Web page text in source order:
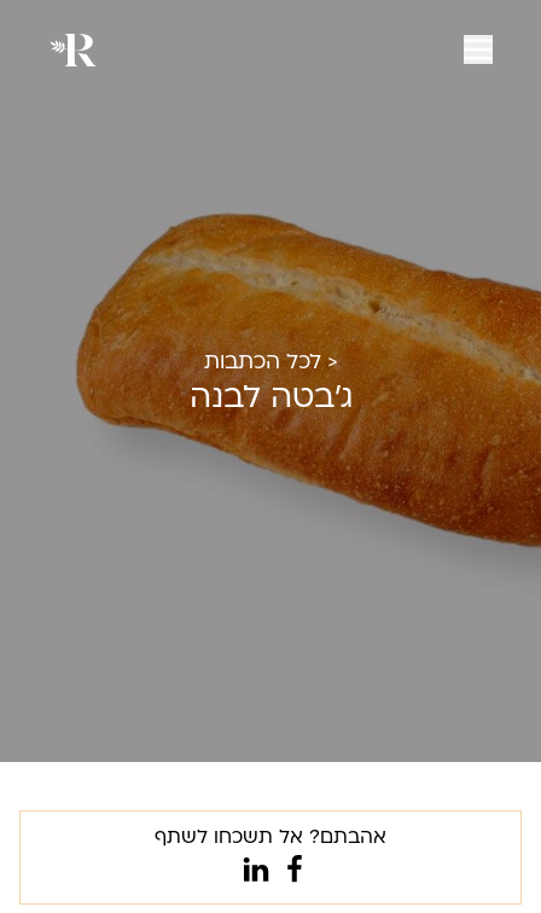
< לכל הכתבות
ג'בטה לבנה
אהבתם? אל תשכחו לשתף